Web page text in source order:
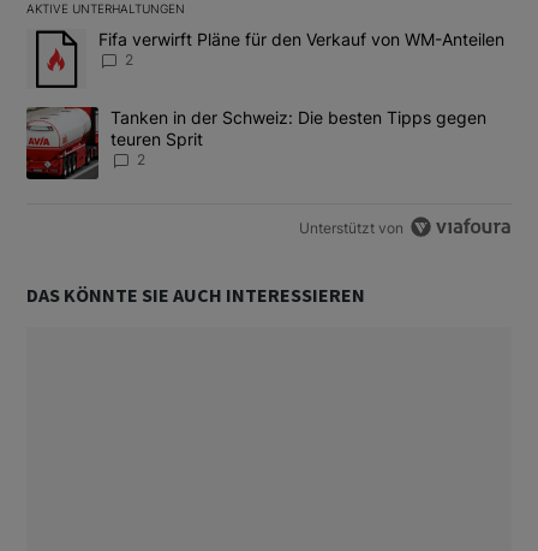
AKTIVE UNTERHALTUNGEN
Das Folgende ist eine Liste der am meisten kommentierten
Ein Trendartikel mit dem Titel "Fifa verwirft Pläne für den
Fifa verwirft Pläne für den Verkauf von WM-Anteilen
2
Ein Trendartikel mit dem Titel "Tanken in der Schweiz: Die
Tanken in der Schweiz: Die besten Tipps gegen
teuren Sprit
2
Unterstützt von
DAS KÖNNTE SIE AUCH INTERESSIEREN